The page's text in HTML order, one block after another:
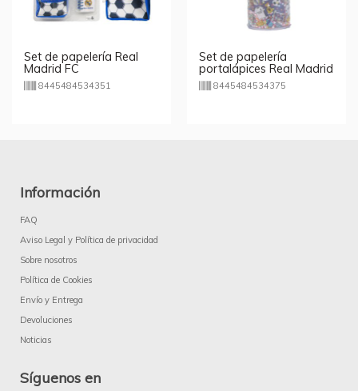
Set de papelería Real
Madrid FC
8445484534351
Set de papelería
portalápices Real Madrid
FC 8445484534375
Información
FAQ
Aviso Legal y Política de privacidad
Sobre nosotros
Política de Cookies
Envío y Entrega
Devoluciones
Noticias
Síguenos en